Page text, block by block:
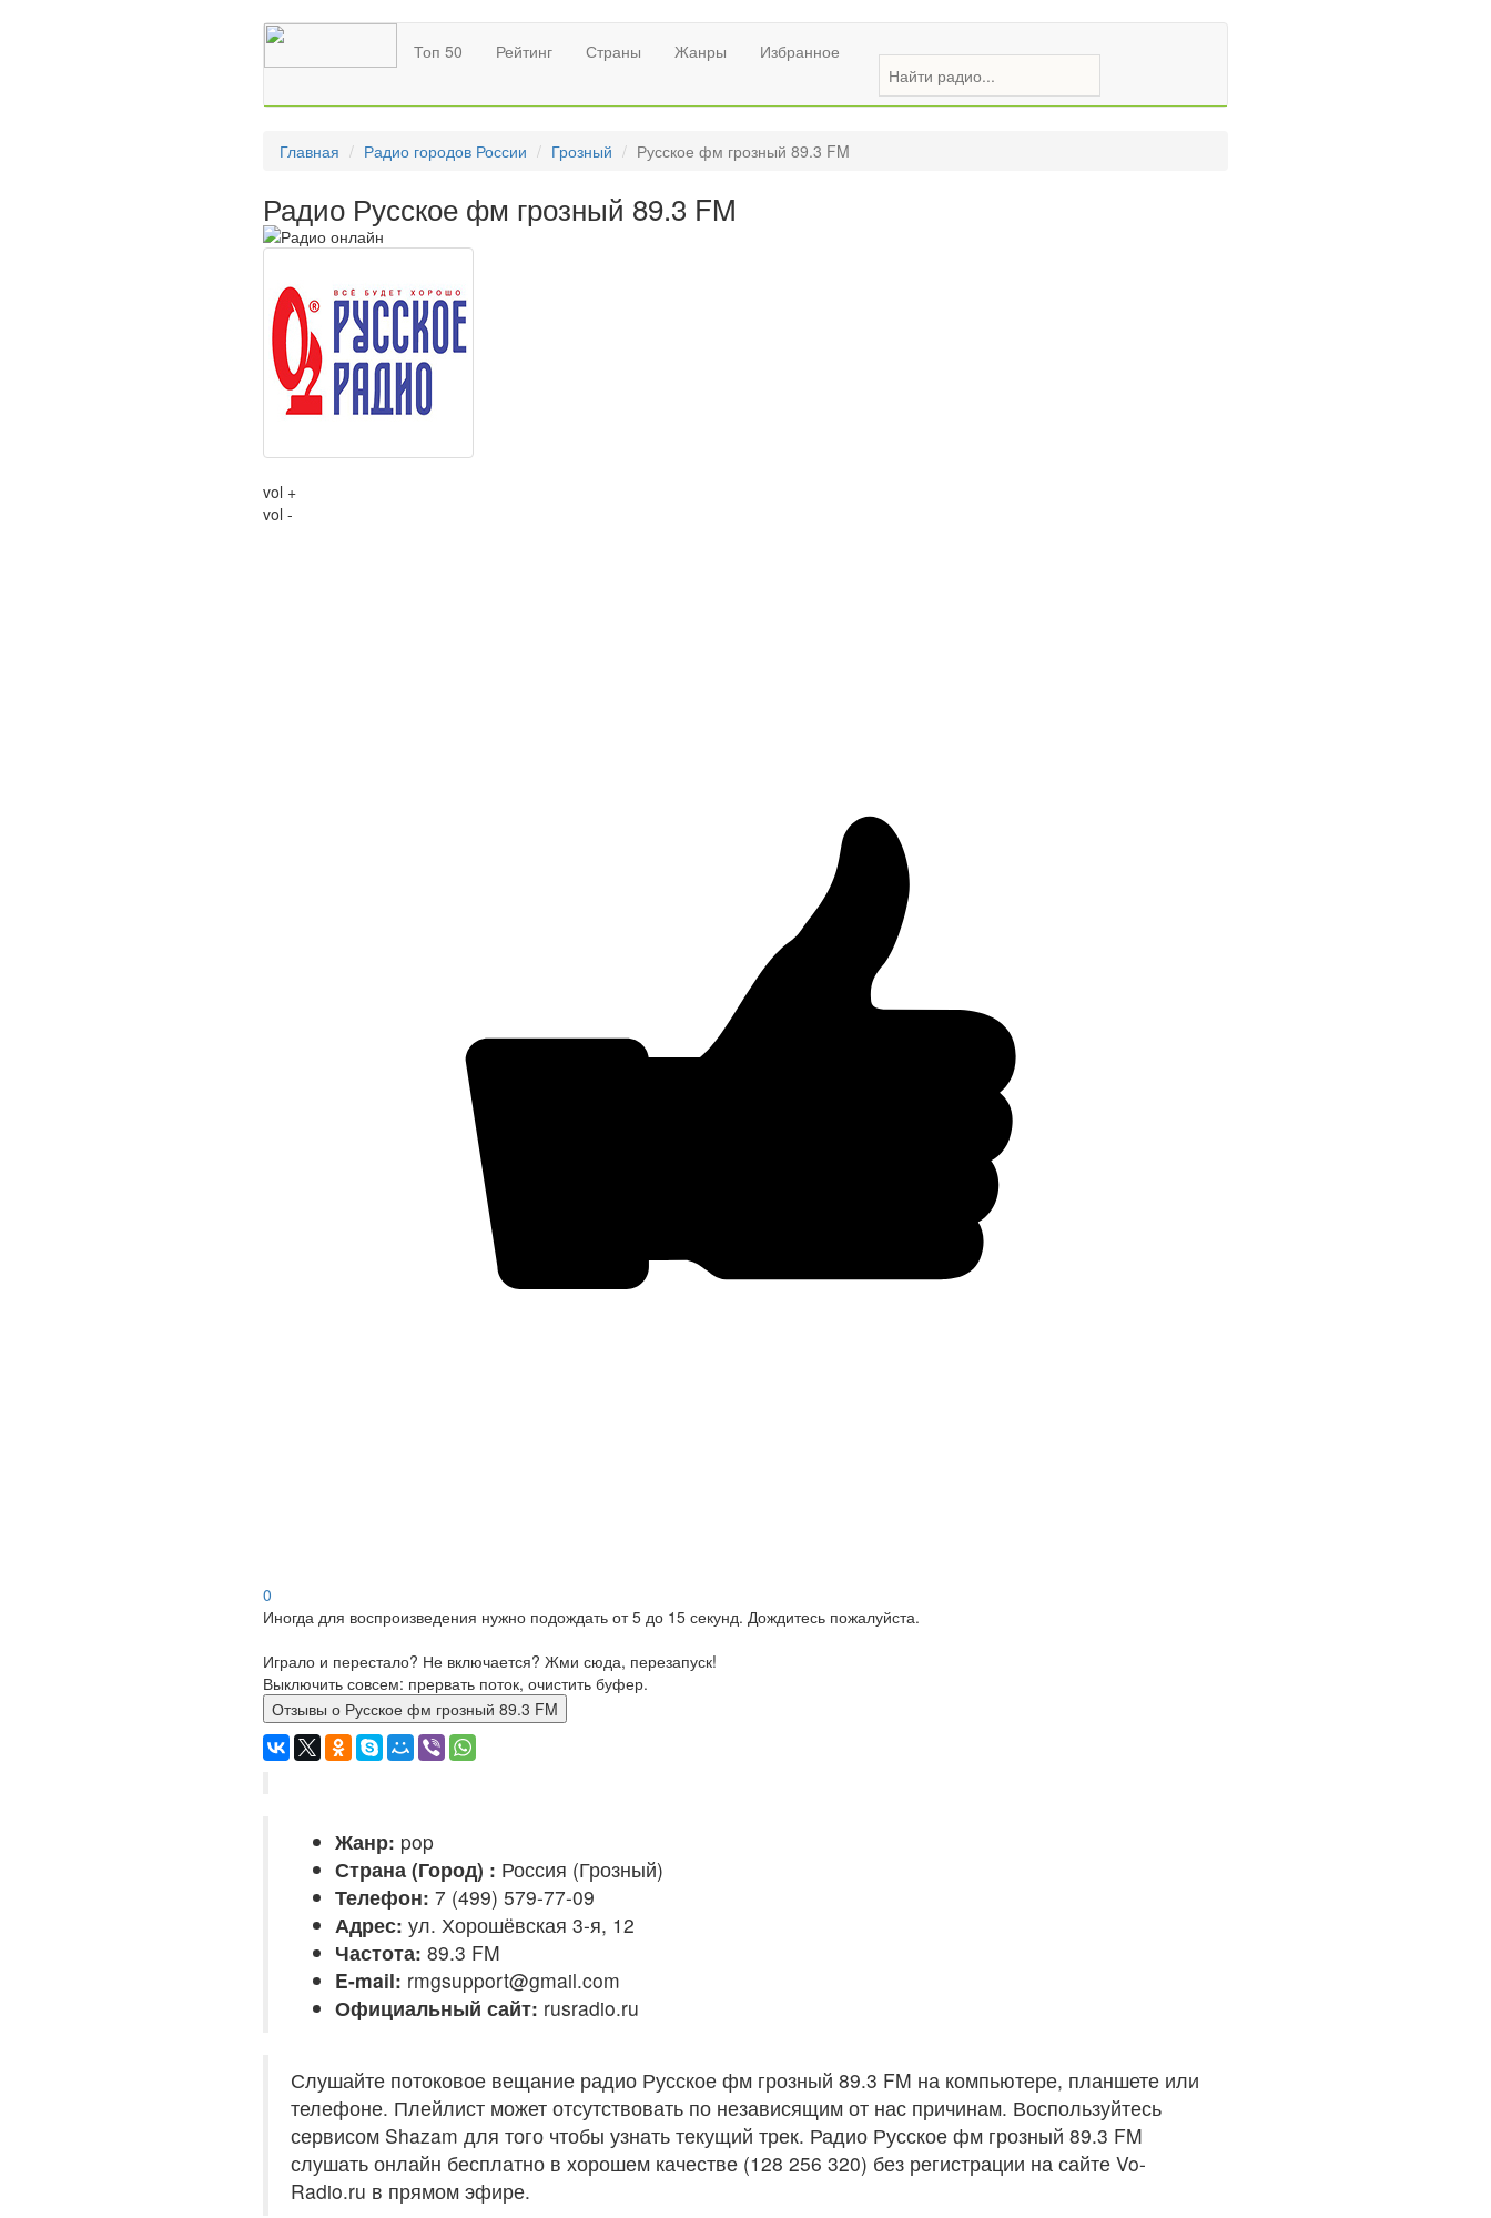
Топ 50 Рейтинг Страны Жанры Избранное
Главная Радио городов России Грозный Русское фм грозный 89.3 FM
Радио Русское фм грозный 89.3 FM
vol +
vol -
0
Иногда для воспроизведения нужно подождать от 5 до 15 секунд. Дождитесь пожалуйста.
Играло и перестало? Не включается? Жми сюда, перезапуск!
Выключить совсем: прервать поток, очистить буфер.
Отзывы о Русское фм грозный 89.3 FM
Жанр: pop
Страна (Город) : Россия (Грозный)
Телефон: 7 (499) 579-77-09
Адрес: ул. Хорошёвская 3-я, 12
Частота: 89.3 FM
E-mail: rmgsupport@gmail.com
Официальный сайт: rusradio.ru
Слушайте потоковое вещание радио Русское фм грозный 89.3 FM на компьютере, планшете или
телефоне. Плейлист может отсутствовать по независящим от нас причинам. Воспользуйтесь
сервисом Shazam для того чтобы узнать текущий трек. Радио Русское фм грозный 89.3 FM
слушать онлайн бесплатно в хорошем качестве (128 256 320) без регистрации на сайте Vo-
Radio.ru в прямом эфире.